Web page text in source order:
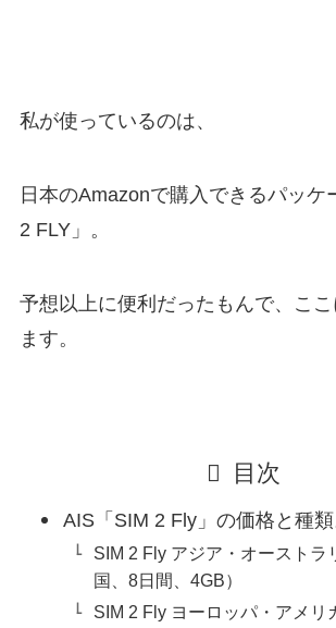
私が使っているのは、
日本のAmazonで購入できるパッケ
2 FLY」。
予想以上に便利だったもんで、ここ
ます。
目次
AIS「SIM 2 Fly」の価格と種類
SIM 2 Fly アジア・オーストラ
国、8日間、4GB）
SIM 2 Fly ヨーロッパ・アメリ